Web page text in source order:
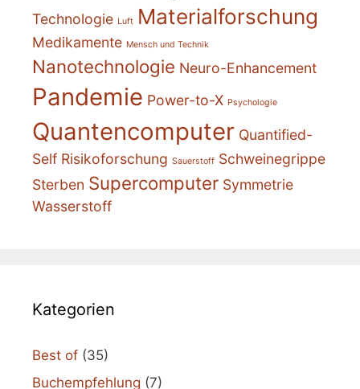
Technologie Luft Materialforschung
Medikamente Mensch und Technik
Nanotechnologie Neuro-Enhancement
Pandemie Power-to-X Psychologie
Quantencomputer Quantified-
Self Risikoforschung Sauerstoff Schweinegrippe
Sterben Supercomputer Symmetrie
Wasserstoff
Kategorien
Best of (35)
Buchempfehlung (7)